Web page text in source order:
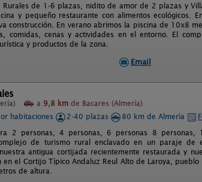
de 1-6 plazas, nidito de amor de 2 plazas y
y pequeño restaurante con alimentos ecológicos.
construcción. En verano abrimos la piscina de 10x8
comidas, cenas y actividades en el entorno. El
y productos de la zona.
Email
a 9,8 km de Bacares (Almería)
habitaciones
2-40 plazas 80 km de Almería
2 personas, 4 personas, 6 personas 8
de turismo rural enclavado en un paraje
antigua cortijada recientemente restaurada y
en el Cortijo Típico Andaluz Reul Alto de Laroya,
de altura.